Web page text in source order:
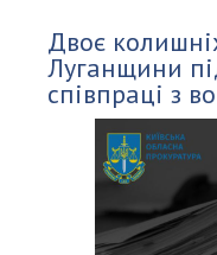
Двоє
Луганщини
співпраці з